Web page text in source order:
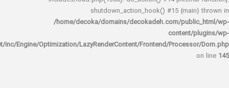
shutdown_action_hook() #15
/home/decoka/domains/decokadeh.com/
rocket/inc/Engine/Optimization/LazyRenderContent/Frontend/